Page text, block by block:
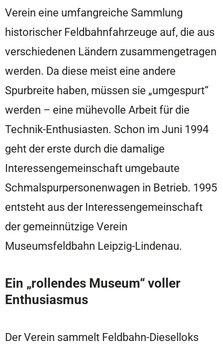
Verein eine umfangreiche Sammlung
historischer Feldbahnfahrzeuge auf, die aus
verschiedenen Ländern zusammengetragen
werden. Da diese meist eine andere
Spurbreite haben, müssen sie „umgespurt“
werden – eine mühevolle Arbeit für die
Technik-Enthusiasten. Schon im Juni 1994
geht der erste durch die damalige
Interessengemeinschaft umgebaute
Schmalspurpersonenwagen in Betrieb. 1995
entsteht aus der Interessengemeinschaft
der gemeinnützige Verein
Museumsfeldbahn Leipzig-Lindenau.
Ein „rollendes Museum“ voller
Enthusiasmus
Der Verein sammelt Feldbahn-Dieselloks